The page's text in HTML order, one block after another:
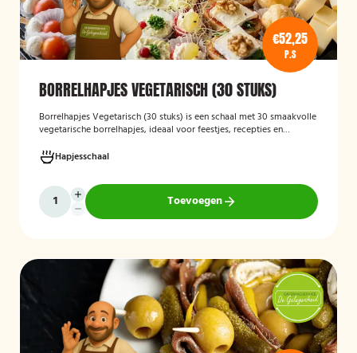
€52,25
P.S
BORRELHAPJES VEGETARISCH (30 STUKS)
Borrelhapjes Vegetarisch (30 stuks) is een schaal met 30 smaakvolle
vegetarische borrelhapjes, ideaal voor feestjes, recepties en
selectie die geschikt is voor vegetariërs, zodat gasten kunnen
genieten van een feestelijke en veelzijdige borrelervaring.
Hapjesschaal
Toevoegen